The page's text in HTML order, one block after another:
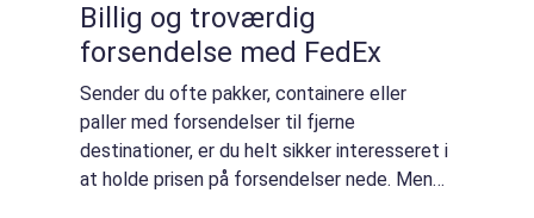
Billig og troværdig
forsendelse med FedEx
Sender du ofte pakker, containere eller
paller med forsendelser til fjerne
destinationer, er du helt sikker interesseret i
at holde prisen på forsendelser nede. Men